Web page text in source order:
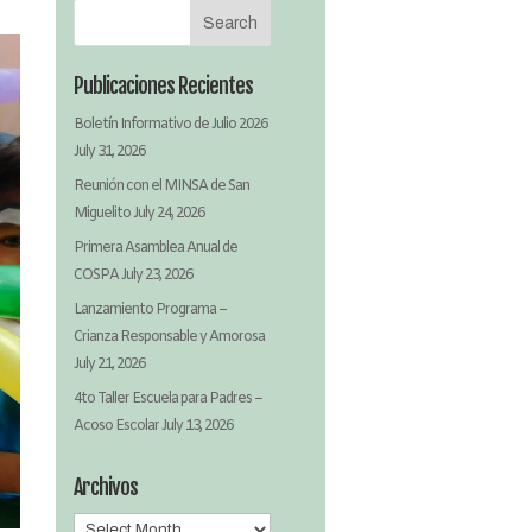
Publicaciones Recientes
Boletín Informativo de Julio 2026
July 31, 2026
Reunión con el MINSA de San
MiguelitoJuly 24, 2026
Primera Asamblea Anual de
COSPAJuly 23, 2026
Lanzamiento Programa –
Crianza Responsable y Amorosa
July 21, 2026
4to Taller Escuela para Padres –
Acoso EscolarJuly 13, 2026
Archivos
Archivos